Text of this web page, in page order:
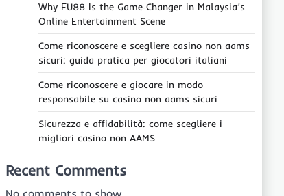
Why FU88 Is the Game‑Changer in Malaysia’s
Online Entertainment Scene
Come riconoscere e scegliere casino non aams
sicuri: guida pratica per giocatori italiani
Come riconoscere e giocare in modo
responsabile su casino non aams sicuri
Sicurezza e affidabilità: come scegliere i
migliori casino non AAMS
Recent Comments
No comments to show.